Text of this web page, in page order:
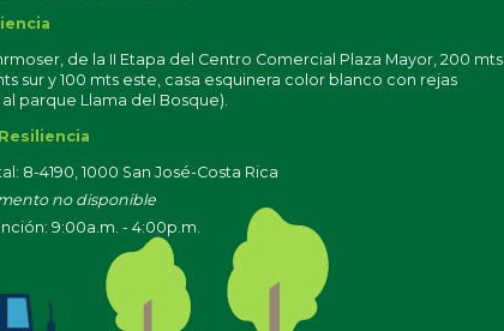
de la II Etapa del Centro Comercial Plaza Mayor, 200 mts
sur y 100 mts este, casa esquinera color blanco con rejas
parque Llama del Bosque).
8-4190, 1000 San José-Costa Rica
no disponible
9:00a.m. - 4:00p.m.